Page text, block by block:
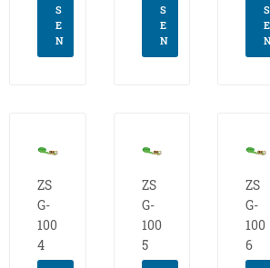
S
E
N
S
E
N
S
E
ZS
G-
100
4
ZS
G-
100
5
ZS
G-
100
6